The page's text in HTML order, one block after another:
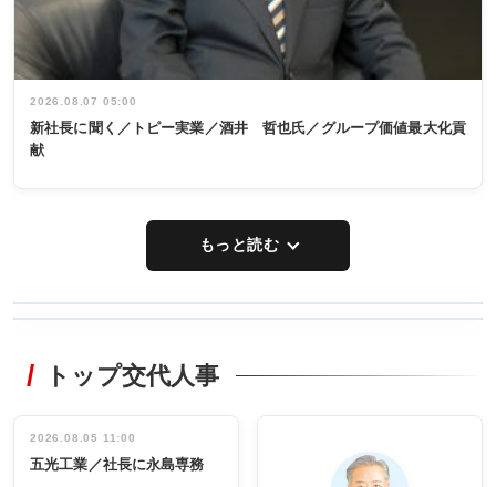
2026.08.07 05:00
新社長に聞く／トピー実業／酒井 哲也氏／グループ価値最大化貢
献
もっと読む
非鉄業界で
インタビュ
ー／社内ア
タックトレー
祝う 業界関
係者ら220人
出席
トップ交代人事
2026.08.05 11:00
五光工業／社長に永島専務